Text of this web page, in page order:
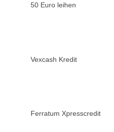
50 Euro leihen
Vexcash Kredit
Ferratum Xpresscredit